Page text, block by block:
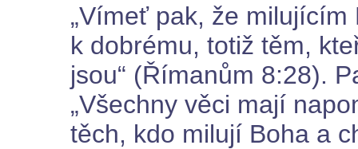
„Vímeť pak, že
k dobrému, totiž těm,
jsou“ (Římanům 8:28).
„Všechny věci mají
těch, kdo milují Boha a